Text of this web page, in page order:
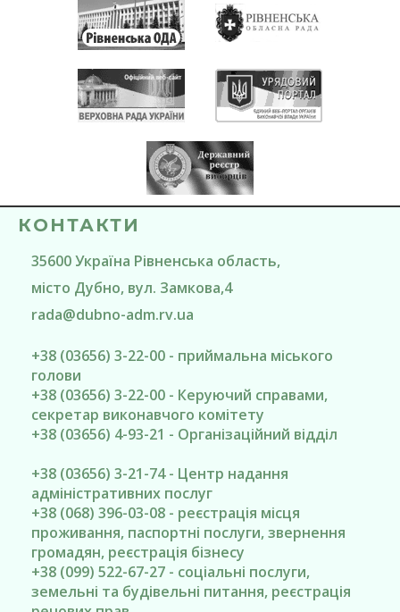
КОНТАКТИ
35600Україна Рівненська область,
місто Дубно, вул. Замкова,4
rada@dubno-adm.rv.ua
+38 (03656) 3-22-00 - приймальна міського
голови
+38 (03656) 3-22-00 - Керуючий справами,
секретар виконавчого комітету
+38 (03656) 4-93-21 - Організаційний відділ
+38 (03656) 3-21-74 - Центр надання
адміністративних послуг
+38 (068) 396-03-08 - реєстрація місця
проживання, паспортні послуги, звернення
громадян, реєстрація бізнесу
+38 (099) 522-67-27 - соціальні послуги,
земельні та будівельні питання, реєстрація